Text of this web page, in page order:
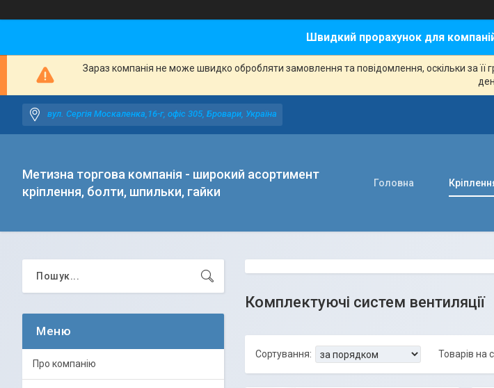
Швидкий прорахунок для
Зараз компанія не може швидко обробляти замовлення та повідомлення, оскільки за
вул. Сергія Москаленка,16-г, офіс 305, Бровари, Україна
Метизна торгова компанія - широкий асортимент
кріплення, болти, шпильки, гайки
Головна
Комплектуючі систем вентиляції
Про компанію